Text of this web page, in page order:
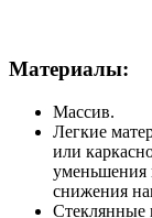
Материалы:
Массив.
Легкие
или
уменьшения
снижения
Стеклянные